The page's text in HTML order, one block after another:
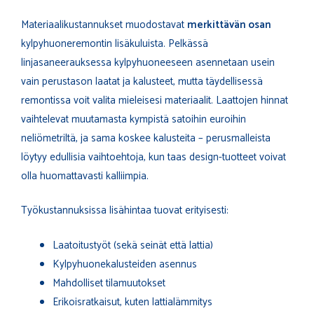
Materiaalikustannukset muodostavat merkittävän osan
kylpyhuoneremontin lisäkuluista. Pelkässä
linjasaneerauksessa kylpyhuoneeseen asennetaan usein
vain perustason laatat ja kalusteet, mutta täydellisessä
remontissa voit valita mieleisesi materiaalit. Laattojen hinnat
vaihtelevat muutamasta kympistä satoihin euroihin
neliömetriltä, ja sama koskee kalusteita – perusmalleista
löytyy edullisia vaihtoehtoja, kun taas design-tuotteet voivat
olla huomattavasti kalliimpia.
Työkustannuksissa lisähintaa tuovat erityisesti:
Laatoitustyöt (sekä seinät että lattia)
Kylpyhuonekalusteiden asennus
Mahdolliset tilamuutokset
Erikoisratkaisut, kuten lattialämmitys